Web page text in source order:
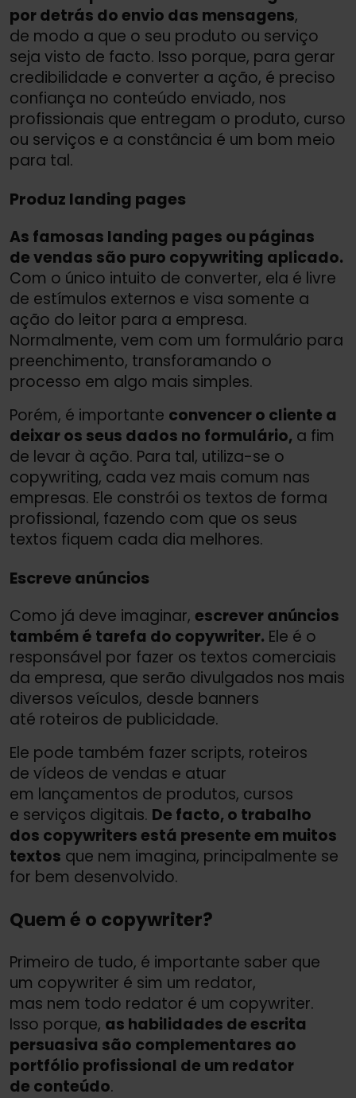
por detrás do envio das mensagens,
de modo a que o seu produto ou serviço
seja visto de facto. Isso porque, para gerar
credibilidade e converter a ação, é preciso
confiança no conteúdo enviado, nos
profissionais que entregam o produto, curso
ou serviços e a constância é um bom meio
para tal.
Produz landing pages
As famosas landing pages ou páginas
de vendas são puro copywriting aplicado.
Com o único intuito de converter, ela é livre
de estímulos externos e visa somente a
ação do leitor para a empresa.
Normalmente, vem com um formulário para
preenchimento, transforamando o
processo em algo mais simples.
Porém, é importante convencer o cliente a
deixar os seus dados no formulário, a fim
de levar à ação. Para tal, utiliza-se o
copywriting, cada vez mais comum nas
empresas. Ele constrói os textos de forma
profissional, fazendo com que os seus
textos fiquem cada dia melhores.
Escreve anúncios
Como já deve imaginar, escrever anúncios
também é tarefa do copywriter. Ele é o
responsável por fazer os textos comerciais
da empresa, que serão divulgados nos mais
diversos veículos, desde banners
até roteiros de publicidade.
Ele pode também fazer scripts, roteiros
de vídeos de vendas e atuar
em lançamentos de produtos, cursos
e serviços digitais. De facto, o trabalho
dos copywriters está presente em muitos
textos que nem imagina, principalmente se
for bem desenvolvido.
Quem é o copywriter?
Primeiro de tudo, é importante saber que
um copywriter é sim um redator,
mas nem todo redator é um copywriter.
Isso porque, as habilidades de escrita
persuasiva são complementares ao
portfólio profissional de um redator
de conteúdo.